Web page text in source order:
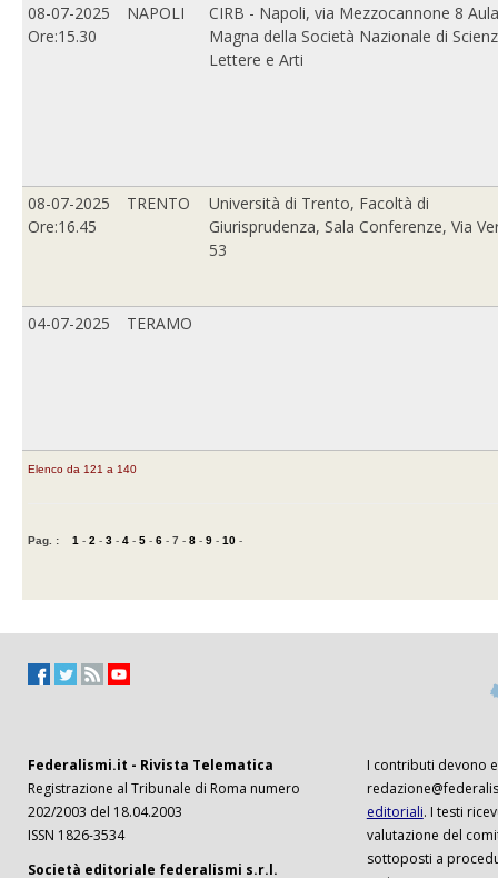
08-07-2025
Ore:15.30
NAPOLI
CIRB - Napoli, via Mezzocannone 8 Aula
Magna della Società Nazionale di
Lettere e Arti
08-07-2025
Ore:16.45
TRENTO
Università di Trento, Facoltà di
Giurisprudenza, Sala Conferenze, Via
53
04-07-2025 TERAMO
Elenco da 121 a 140
Pag. : 1 - 2 - 3 - 4 - 5 - 6 - 7 - 8 - 9 - 10 -
Federalismi.it - Rivista Telematica
Registrazione al Tribunale di Roma numero
202/2003 del 18.04.2003
ISSN 1826-3534
Società editoriale federalismi s.r.l.
I contributi devono
editoriali. I testi
valutazione del
sottoposti a